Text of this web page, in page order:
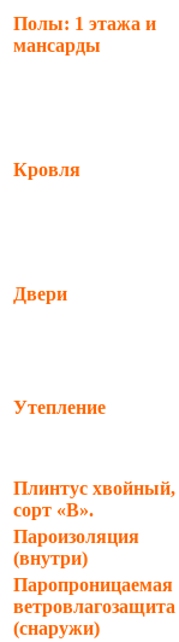
Полы: 1 этажа и
мансарды
Кровля
Двери
Утепление
Плинтус хвойный,
сорт «В».
Пароизоляция
(внутри)
Паропроницаемая
ветровлагозащита
(снаружи)